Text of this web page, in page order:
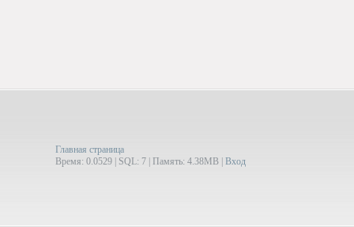
Главная страница
Время: 0.0529 | SQL: 7 | Память: 4.38MB Вход